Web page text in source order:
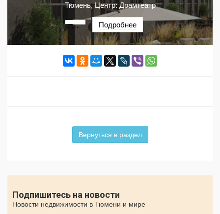
Тюмень, Центр: Драмтеатр
··· Подробнее
Вернуться в раздел
Подпишитесь на новости
Новости недвижимости в Тюмени и мире